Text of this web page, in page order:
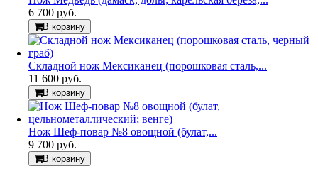
6 700 руб.
В корзину
Складной нож Мексиканец (порошковая сталь,...
11 600 руб.
В корзину
Нож Шеф-повар №8 овощной (булат,...
9 700 руб.
В корзину